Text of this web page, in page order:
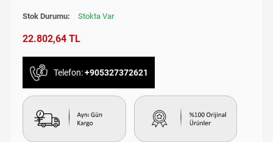
Stok Durumu: Stokta Var
22.802,64 TL
Telefon:+905327372621